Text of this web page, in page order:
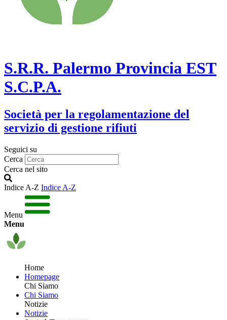
S.R.R. Palermo Provincia EST
S.C.P.A.
Società per la regolamentazione del
servizio di gestione rifiuti
Seguici su
Cerca
Cerca nel sito
Indice A-Z Indice A-Z
Menu
Menu
Home
Homepage
Chi Siamo
Chi Siamo
Notizie
Notizie